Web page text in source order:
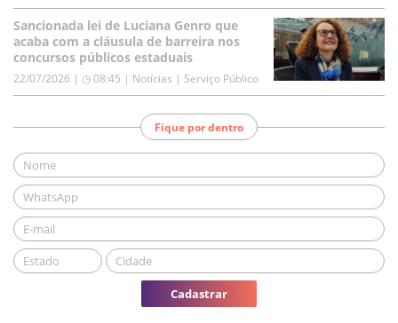
Sancionada lei de Luciana Genro que
acaba com a cláusula de barreira nos
concursos públicos estaduais
22/07/2026 | ◷ 08:45 | Notícias | Serviço Público
Fique por dentro
Cadastrar